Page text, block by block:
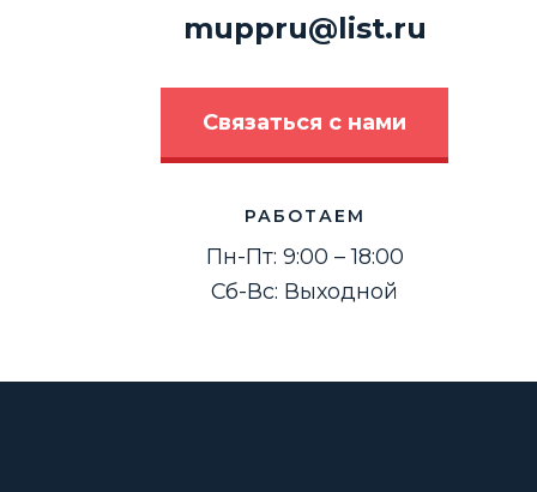
muppru@list.ru
Связаться с нами
РАБОТАЕМ
Пн-Пт: 9:00 – 18:00
Сб-Вс: Выходной